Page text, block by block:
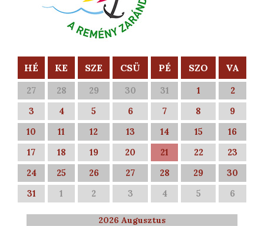
HÉ KE SZE CSÜ PÉ SZO VA
27 28 29 30 31 1
2
3
4 5 6 7 8
9
10
11 12 13 14 15
16
17
18 19 20 21 22
23
24
25 26 27 28 29
30
31
1 2 3 4 5 6
2026 Augusztus